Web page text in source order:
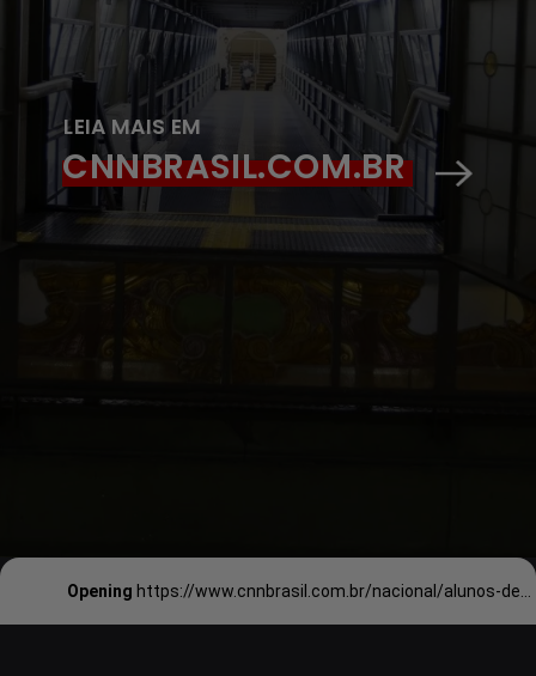
LEIA MAIS EM
CNNBRASIL.COM.BR
Opening https://www.cnnbrasil.com.br/nacional/alunos-de-direito-da-puc-sp-gritam-cotista-e-pobre-para-ofender-estudantes-da-usp-em-jogos/